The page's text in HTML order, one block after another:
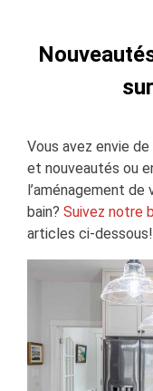
Vous avez envie
et nouveautés ou
l’aménagement
bain? Suivez notre
articles ci-dessous!